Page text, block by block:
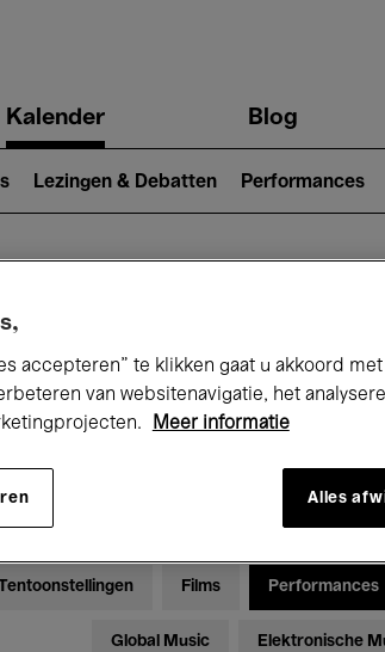
Kalender Blog
Lezingen & Debatten Performances
Films Performances
Global Music Elektronische
accepteren” te klikken gaat u akkoord
van websitenavigatie, het
Meer informatie
Alles